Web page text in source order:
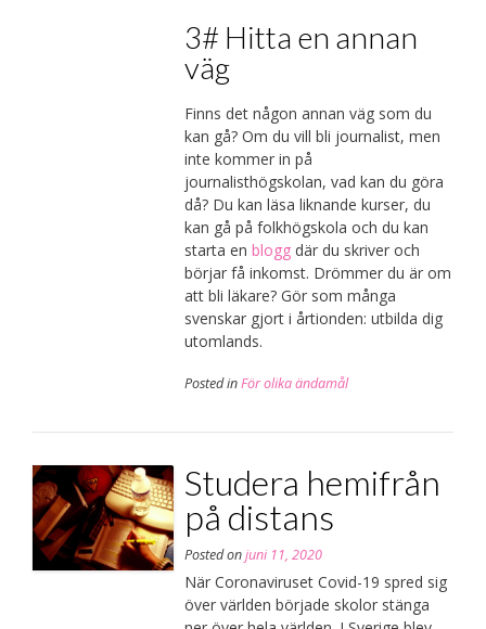
3# Hitta en annan
väg
Finns det någon annan väg som du
kan gå? Om du vill bli journalist, men
inte kommer in på
journalisthögskolan, vad kan du göra
då? Du kan läsa liknande kurser, du
kan gå på folkhögskola och du kan
starta en bloggdär du skriver och
börjar få inkomst. Drömmer du är om
att bli läkare? Gör som många
svenskar gjort i årtionden: utbilda dig
utomlands.
Posted inFör olika ändamål
Studera hemifrån
på distans
Posted onjuni 11, 2020
När Coronaviruset Covid-19 spred sig
över världen började skolor stänga